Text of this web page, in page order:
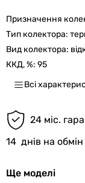
Призначення
Тип колектора:
Вид колектора:
ККД, %: 95
Всі
24 міс.
14 днів на
Ще моделі